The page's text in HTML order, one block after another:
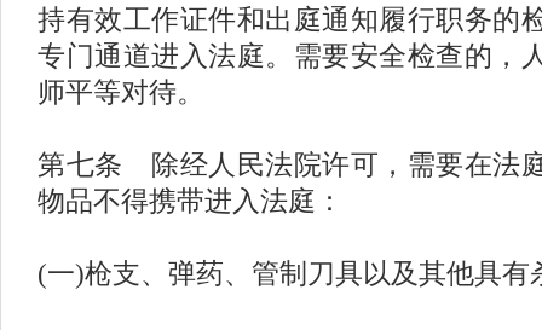
持有效工作证件和出庭通知履行职务的
专门通道进入法庭。需要安全检查的，
师平等对待。
第七条 除经人民法院许可，需要在法
物品不得携带进入法庭：
(一)枪支、弹药、管制刀具以及其他具有